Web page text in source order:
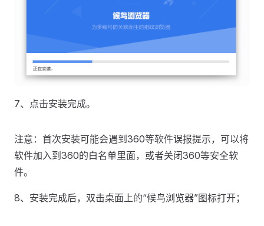
7、点击安装完成。
注意：首次安装可能会遇到360等软件误报提示，可以将
软件加入到360的白名单里面，或者关闭360等安全软
件。
8、安装完成后，双击桌面上的“候鸟浏览器”图标打开；